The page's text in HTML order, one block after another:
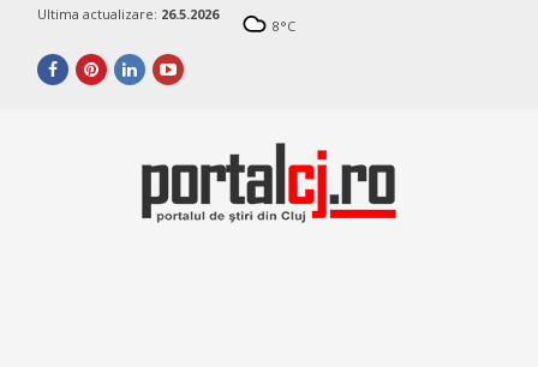
Ultima actualizare: 26.5.2026
8°C